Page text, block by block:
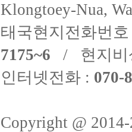
Klongtoey-Nua,
태국현지전화번
7175~6 / 현지비
인터넷전화 : 070-
Copyright @